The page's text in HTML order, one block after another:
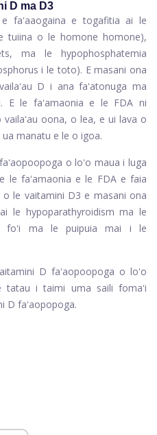
D ma D3
faʻaaogaina e togafitia ai le
tuiina o le homone homone),
ma le hypophosphatemia
i le toto). E masani ona
D i ana faʻatonuga ma
E le faʻamaonia e le FDA ni
oona, o lea, e ui lava o
manatu e le o igoa.
o loʻo maua i luga
le faʻamaonia e le FDA e faia
o le vaitamini D3 e masani ona
le hypoparathyroidism ma le
foʻi ma le puipuia mai i le
D faʻaopoopoga o loʻo
i taimi uma saili fomaʻi
D faʻaopopoga.